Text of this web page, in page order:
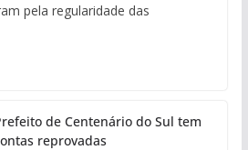
pela regularidade das
de Centenário do Sul tem
reprovadas